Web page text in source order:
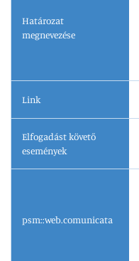
Határozat
megnevezése
Link
Elfogadást követő
események
psm::web.comunicata